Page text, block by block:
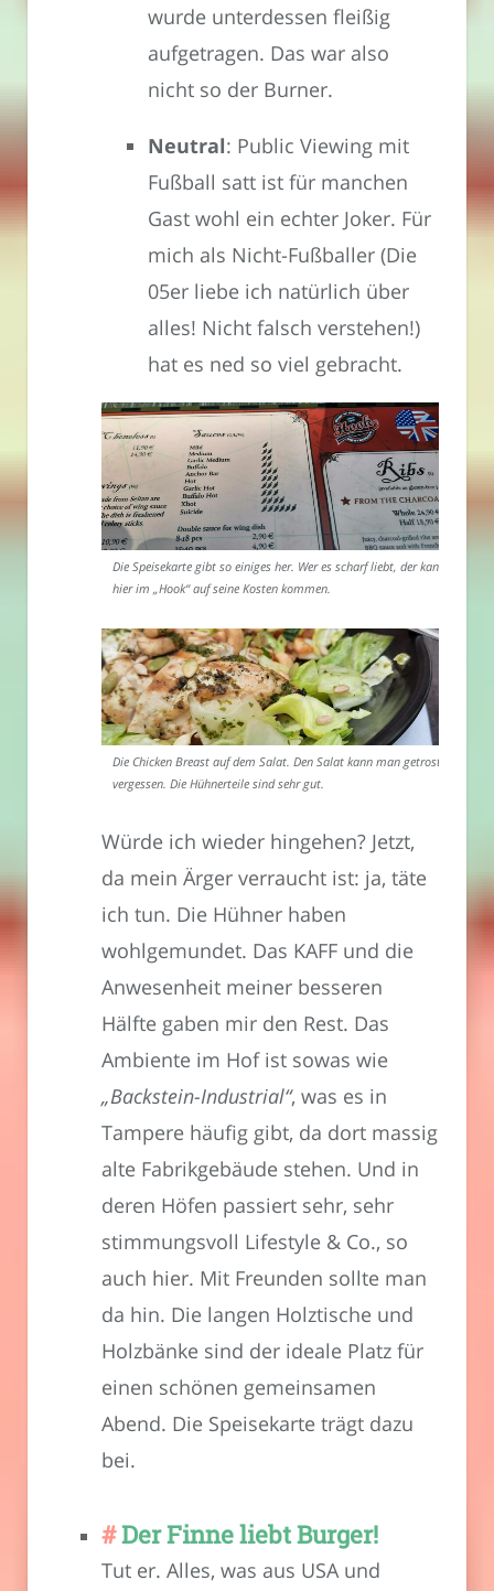
wurde unterdessen fleißig
aufgetragen. Das war also
nicht so der Burner.
Neutral: Public Viewing mit
Fußball satt ist für manchen
Gast wohl ein echter Joker. Für
mich als Nicht-Fußballer (Die
05er liebe ich natürlich über
alles! Nicht falsch verstehen!)
hat es ned so viel gebracht.
Die Speisekarte gibt so einiges her. Wer es scharf liebt, der kann
hier im „Hook“ auf seine Kosten kommen.
Die Chicken Breast auf dem Salat. Den Salat kann man getrost
vergessen. Die Hühnerteile sind sehr gut.
Würde ich wieder hingehen? Jetzt,
da mein Ärger verraucht ist: ja, täte
ich tun. Die Hühner haben
wohlgemundet. Das KAFF und die
Anwesenheit meiner besseren
Hälfte gaben mir den Rest. Das
Ambiente im Hof ist sowas wie
„Backstein-Industrial“, was es in
Tampere häufig gibt, da dort massig
alte Fabrikgebäude stehen. Und in
deren Höfen passiert sehr, sehr
stimmungsvoll Lifestyle & Co., so
auch hier. Mit Freunden sollte man
da hin. Die langen Holztische und
Holzbänke sind der ideale Platz für
einen schönen gemeinsamen
Abend. Die Speisekarte trägt dazu
bei.
Der Finne liebt Burger!
Tut er. Alles, was aus USA und